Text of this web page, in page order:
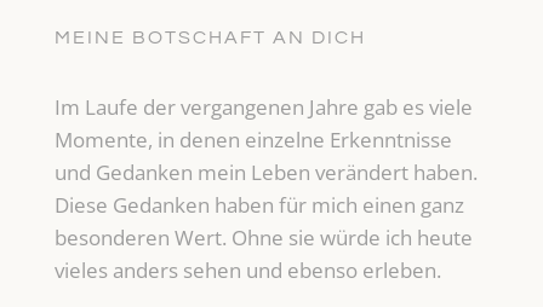
MEINE BOTSCHAFT AN DICH
Im Laufe der vergangenen Jahre gab es viele
Momente, in denen einzelne Erkenntnisse
und Gedanken mein Leben verändert haben.
Diese Gedanken haben für mich einen ganz
besonderen Wert. Ohne sie würde ich heute
vieles anders sehen und ebenso erleben.